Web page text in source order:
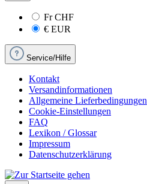
FrCHF
€ EUR
Service/Hilfe
Kontakt
Versandinformationen
Allgemeine Lieferbedingungen
Cookie-Einstellungen
FAQ
Lexikon / Glossar
Impressum
Datenschutzerklärung